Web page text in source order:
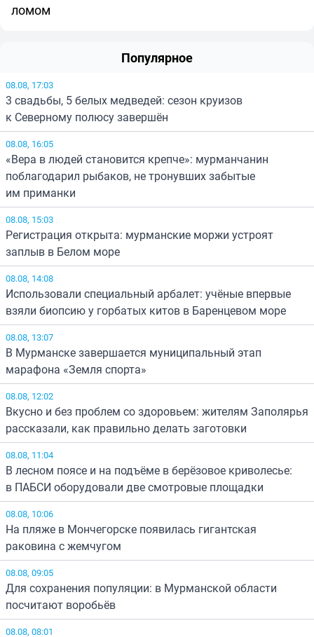
ломом
Популярное
08.08, 17:03
3 свадьбы, 5 белых медведей: сезон круизов
к Северному полюсу завершён
08.08, 16:05
«Вера в людей становится крепче»: мурманчанин
поблагодарил рыбаков, не тронувших забытые
им приманки
08.08, 15:03
Регистрация открыта: мурманские моржи устроят
заплыв в Белом море
08.08, 14:08
Использовали специальный арбалет: учёные впервые
взяли биопсию у горбатых китов в Баренцевом море
08.08, 13:07
В Мурманске завершается муниципальный этап
марафона «Земля спорта»
08.08, 12:02
Вкусно и без проблем со здоровьем: жителям Заполярья
рассказали, как правильно делать заготовки
08.08, 11:04
В лесном поясе и на подъёме в берёзовое криволесье:
в ПАБСИ оборудовали две смотровые площадки
08.08, 10:06
На пляже в Мончегорске появилась гигантская
раковина с жемчугом
08.08, 09:05
Для сохранения популяции: в Мурманской области
посчитают воробьёв
08.08, 08:01